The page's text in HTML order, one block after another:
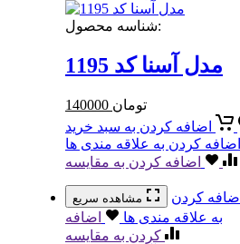
شناسه محصول:
مدل آسنا کد 1195
140000 تومان
اضافه کردن به سبد خرید
اضافه کردن به علاقه مندی ها
اضافه کردن به مقایسه
مشاهده سریع
اضافه کردن
به علاقه مندی ها
اضافه
کردن به مقایسه